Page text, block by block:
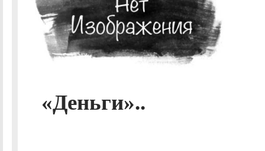
«Деньги»..